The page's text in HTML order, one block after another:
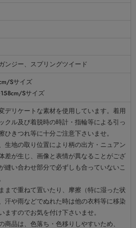
ンジー、スプリングツイード
Sサイズ
Sサイズ
デリケートな素材を使用しています。着用
クル及び着脱時の時計・指輪等による引っ
ひきつれ等に十分ご注意下さいませ。
生地の取り位置により柄の出方・ニュアン
差が生じ、画像と表情が異なることがござ
縫い合わせ部分で必ずしも合っていないこ
まで重ねて置いたり、摩擦（特に湿った状
汗や雨などでぬれた時は他の衣料等に移染
ますのでお気を付け下さいませ。
品は、色落ち・色移りしやすいため、